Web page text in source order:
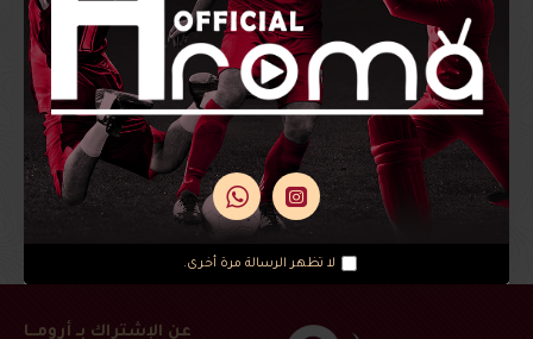
لا تظهر الرسالة مرة أخرى.
الرسالة
لقد قرأت ووافقت على Privacy Policy
أرسل
عن الإشتراك بـ أرومــا